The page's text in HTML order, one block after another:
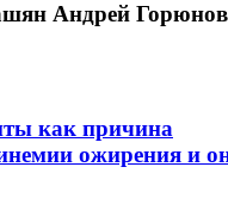
Андрей
как причина
ожирения и